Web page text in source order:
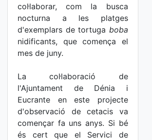
col·laborar, com la busca
nocturna a les platges
d'exemplars de tortuga boba
nidificants, que comença el
mes de juny.
La col·laboració de
l'Ajuntament de Dénia i
Eucrante en este projecte
d'observació de cetacis va
començar fa uns anys. Si bé
és cert que el Servici de